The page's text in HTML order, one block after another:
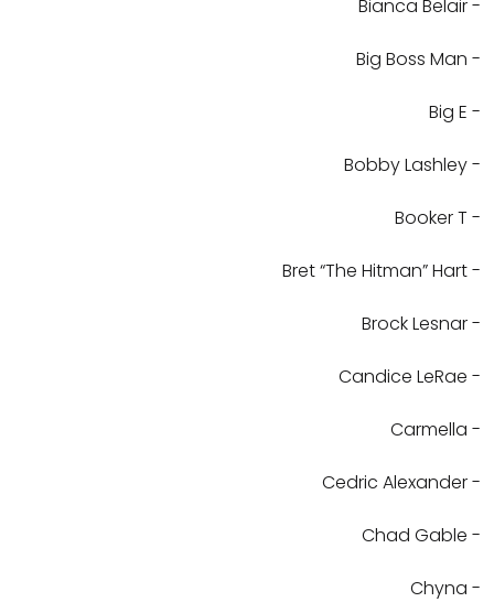
- Bianca Belair
- Big Boss Man
- Big E
- Bobby Lashley
- Booker T
- Bret “The Hitman” Hart
- Brock Lesnar
- Candice LeRae
- Carmella
- Cedric Alexander
- Chad Gable
- Chyna